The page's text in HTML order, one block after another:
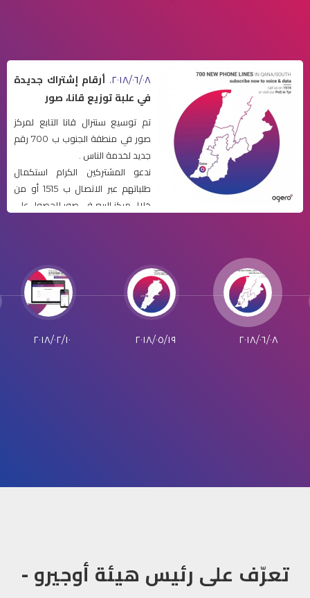
٢٠١٨/٠٦/٠٨.
أرقام إشتراك جديدة
في علبة توزيع قانا، صور
تم توسيع سنترال قانا التابع لمركز
صور في منطقة الجنوب ب 700 رقم
جديد لخدمة الناس .
ندعو المشتركين الكرام استكمال
طلباتهم عبر الاتصال ب 1515 أو من
خلال مركز البيع في صور للحصول على
٢٠١٨/٠٦/٠٨ ٢٠١٨/٠٥/١٩ ٢٠١٨/٠٢/١٠
تعرّف على رئيس هيئة أوجيرو -